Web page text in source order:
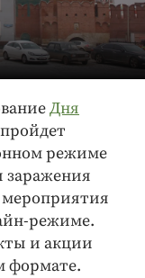
Дня
пройдет
режиме
заражения
мероприятия
режиме.
и акции
формате.